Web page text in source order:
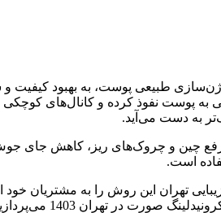
طبیعی پوست، به بهبود کیفیت
پوست نفوذ کرده و کانال‌های
به دست می‌آید.
چین و چروک‌های ریز، کاهش جای جوش
است.
تهران این روش را به مشتریان خود
در تهران 1403 می‌پردازیم.